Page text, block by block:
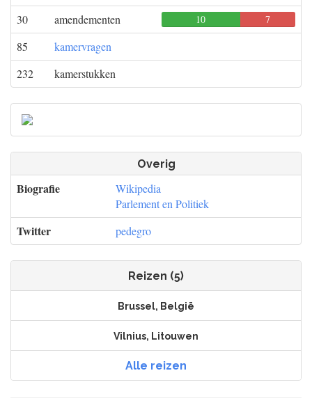
30 amendementen 10 7
85
kamervragen
232
kamerstukken
Overig
Biografie
Wikipedia
Parlement en Politiek
Twitter pedegro
Reizen (5)
Brussel, België
Vilnius, Litouwen
Alle reizen